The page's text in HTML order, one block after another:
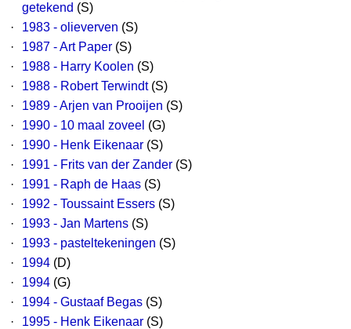
getekend (S)
·
1983 - olieverven (S)
·
1987 - Art Paper (S)
·
1988 - Harry Koolen (S)
·
1988 - Robert Terwindt(S)
·
1989 - Arjen van Prooijen (S)
·
1990 - 10 maal zoveel (G)
·
1990 - Henk Eikenaar (S)
·
1991 - Frits van der Zander (S)
·
1991 - Raph de Haas (S)
·
1992 - Toussaint Essers (S)
·
1993 - Jan Martens (S)
·
1993 - pasteltekeningen (S)
·
1994 (D)
·
1994 (G)
·
1994 - Gustaaf Begas (S)
·
1995 - Henk Eikenaar (S)